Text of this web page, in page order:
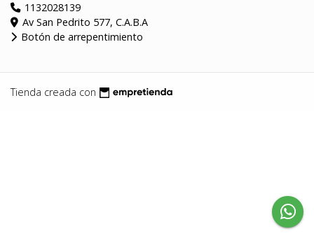
1132028139
Av San Pedrito 577, C.A.B.A
Botón de arrepentimiento
Tienda creada con